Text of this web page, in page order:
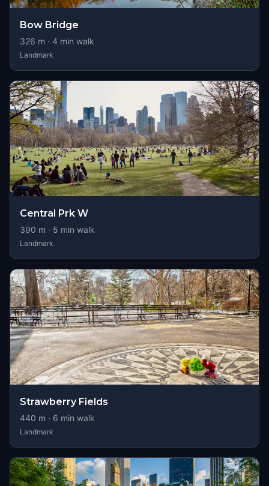
Bow Bridge
326 m · 4 min walk
Landmark
Central Prk W
390 m · 5 min walk
Landmark
Strawberry Fields
440 m · 6 min walk
Landmark